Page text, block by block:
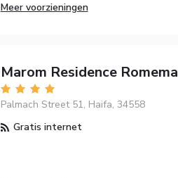
Meer voorzieningen
Marom Residence Romema
Palmach Street 51, Haifa, 34558
Gratis internet